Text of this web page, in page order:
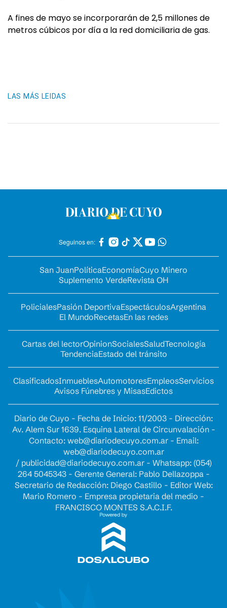
A fines de mayo se incorporarán de 2,5 millones de
metros cúbicos por día a la red domiciliaria de gas.
LAS MÁS LEIDAS
Seguinos en:
San JuanPolíticaEconomíaCuyo Minero
Suplemento VerdeRevista OH
PolicialesPasión DeportivaEspectáculosArgentina
El MundoRecetasEn las redes
Cartas del lectorOpinionSocialesSaludTecnología
TendenciaEstado del tránsito
ClasificadosInmueblesAutomotoresEmpleosServicios
Avisos Fúnebres y MisasEdictos
Diario de Cuyo - Fecha de Inicio: 11/2003 - Dirección:
Av. Alem Sur 1639. Esquina Lateral de Circunvalación -
Contacto: web@diariodecuyo.com.ar- Email:
web@diariodecuyo.com.ar
/ publicidad@diariodecuyo.com.ar- Whatsapp: (054)
264 5045343 - Gerente General: Pablo Dellazoppa -
Secretario de Redacción: Diego Castillo - Editor Web:
Mario Romero - Empresa propietaria del medio -
FRANCISCO MONTES S.A.C.I.F.